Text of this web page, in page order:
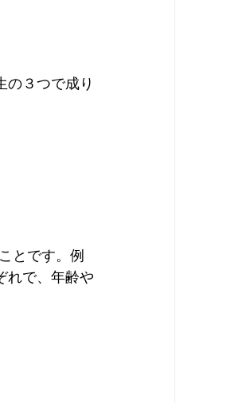
の３つで成り
とです。例
れで、年齢や